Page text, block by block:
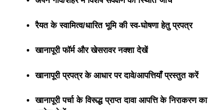
रैयत के स्वामित्व/धारित भूमि की स्व-घोषणा हेतु प्रपत्र
खानापूरी फॉर्म और खेसरावर नक्शा देखें
खानापूरी प्रपत्र के आधार पर दावे/आपत्तियाँ प्रस्तुत करें
खानापूरी पर्चा के विरूद्ध प्राप्त दावा आपत्ति के निराकरण का